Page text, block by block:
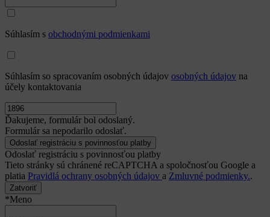
Súhlasím s obchodnými podmienkami
Súhlasím so spracovaním osobných údajov osobných údajov na
účely kontaktovania
Ďakujeme, formulár bol odoslaný.
Formulár sa nepodarilo odoslať.
Odoslať registráciu s povinnosťou platby
Tieto stránky sú chránené reCAPTCHA a spoločnosťou Google a
platia Pravidlá ochrany osobných údajov a Zmluvné podmienky..
Zatvoriť
*Meno